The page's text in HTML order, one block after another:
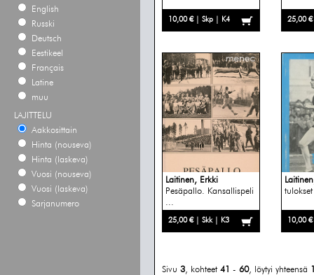
English
Russki
Deutsch
Eestikeel
Français
Latine
muu
LAJITTELU
Aakkosittain
Hinta (nouseva)
Hinta (laskeva)
Vuosi (nouseva)
Vuosi (laskeva)
Sarjanumero
10,00 € | Skp | K4 25,00
Laitinen, Erkki
Pesäpallo. Kansallispeli
...
25,00 € | Skk | K3 10,00
Sivu 3, kohteet 41 - 60, löytyi yhteensä